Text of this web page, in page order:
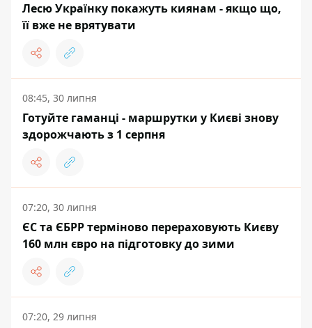
Лесю Українку покажуть киянам - якщо що,
її вже не врятувати
08:45, 30 липня
Готуйте гаманці - маршрутки у Києві знову
здорожчають з 1 серпня
07:20, 30 липня
ЄС та ЄБРР терміново перераховують Києву
160 млн євро на підготовку до зими
07:20, 29 липня